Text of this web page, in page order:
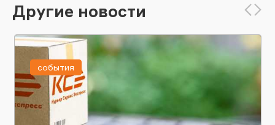
Другие новости
события